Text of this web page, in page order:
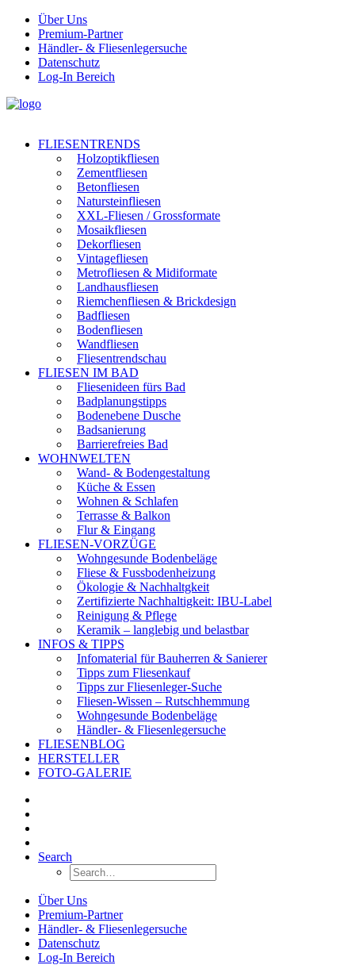
Über Uns
Premium-Partner
Händler- & Fliesenlegersuche
Datenschutz
Log-In Bereich
FLIESENTRENDS
Holzoptikfliesen
Zementfliesen
Betonfliesen
Natursteinfliesen
XXL-Fliesen / Grossformate
Mosaikfliesen
Dekorfliesen
Vintagefliesen
Metrofliesen & Midiformate
Landhausfliesen
Riemchenfliesen & Brickdesign
Badfliesen
Bodenfliesen
Wandfliesen
Fliesentrendschau
FLIESEN IM BAD
Fliesenideen fürs Bad
Badplanungstipps
Bodenebene Dusche
Badsanierung
Barrierefreies Bad
WOHNWELTEN
Wand- & Bodengestaltung
Küche & Essen
Wohnen & Schlafen
Terrasse & Balkon
Flur & Eingang
FLIESEN-VORZÜGE
Wohngesunde Bodenbeläge
Fliese & Fussbodenheizung
Ökologie & Nachhaltgkeit
Zertifizierte Nachhaltigkeit: IBU-Label
Reinigung & Pflege
Keramik – langlebig und belastbar
INFOS & TIPPS
Infomaterial für Bauherren & Sanierer
Tipps zum Fliesenkauf
Tipps zur Fliesenleger-Suche
Fliesen-Wissen – Rutschhemmung
Wohngesunde Bodenbeläge
Händler- & Fliesenlegersuche
FLIESENBLOG
HERSTELLER
FOTO-GALERIE
Search
Über Uns
Premium-Partner
Händler- & Fliesenlegersuche
Datenschutz
Log-In Bereich